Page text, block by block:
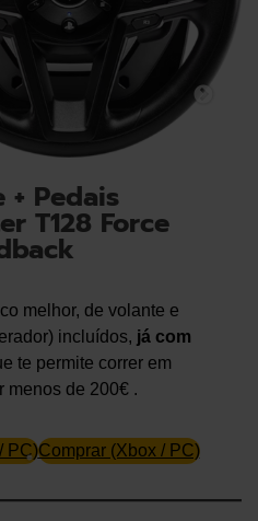
+ Pedais
T128 Force
melhor, de volante e
incluídos, já com
te permite correr em
menos de 200€ .
PC)Comprar (Xbox / PC)